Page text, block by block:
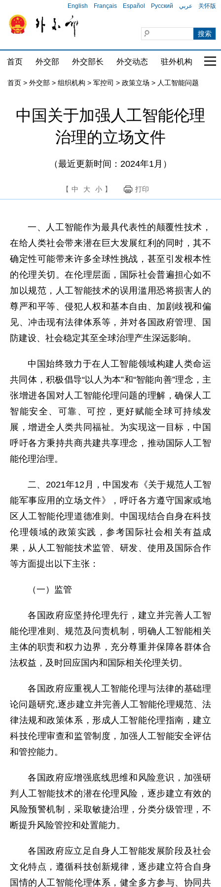
English Français Español Русский عربي 关怀版
首页 外交部 外交部长 外交动态 驻外机构 国
首页 > 外交部 > 组织机构 > 军控司 > 政策立场 > 人工智能问题
中国关于加强人工智能伦理
治理的立场文件
（最近更新时间：2024年1月）
【 中 大 小 】 打印
一、人工智能作为最具代表性的颠覆性技术，
在给人类社会带来潜在巨大发展红利的同时，其不
确定性可能带来许多全球性挑战，甚至引发根本性
的伦理关切。在伦理层面，国际社会普遍担心如不
加以规范，人工智能技术的误用滥用恐将损害人的
尊严和平等、侵犯人权和基本自由、加剧歧视和偏
见、冲击现有法律体系等，并对各国政府管理、国
防建设、社会稳定其至全球治理产生深远影响。
中国始终致力于在人工智能领域构建人类命运
共同体，积极倡导“以人为本”和“智能向善”理念，主
张增进各国对人工智能伦理问题的理解，确保人工
智能安全、可靠、可控，更好赋能全球可持续发
展，增进全人类共同福祉。为实现这一目标，中国
呼吁各方秉持共商共建共享理念，推动国际人工智
能伦理治理。
二、2021年12月，中国发布《关于规范人工智
能军事应用的立场文件》，呼吁各方遵守国家或地
区人工智能伦理道德准则。中国现结合自身在科技
伦理领域的政策实践，参考国际社会相关有益成
果，从人工智能技术监管、研发、使用及国际合作
等方面提出以下主张：
（一）监管
各国政府应坚持伦理先行，建立并完善人工智
能伦理准则、规范及问责机制，明确人工智能相关
主体的职责和权力边界，充分尊重并保障各群体合
法权益，及时回应国内和国际相关伦理关切。
各国政府应重视人工智能伦理与法律的基础理
论问题研究,逐步建立并完善人工智能伦理规范、法
律法规和政策体系，形成人工智能伦理指南，建立
科技伦理审查和监管制度，加强人工智能安全评估
和管控能力。
各国政府应增强底线思维和风险意识，加强研
判人工智能技术的潜在伦理风险，逐步建立有效的
风险预警机制，采取敏捷治理，分类分级管理，不
断提升风险管控和处置能力。
各国政府应立足自身人工智能发展阶段及社会
文化特点，遵循科技创新规律，逐步建立符合自身
国情的人工智能伦理体系，健全多方参与、协同共